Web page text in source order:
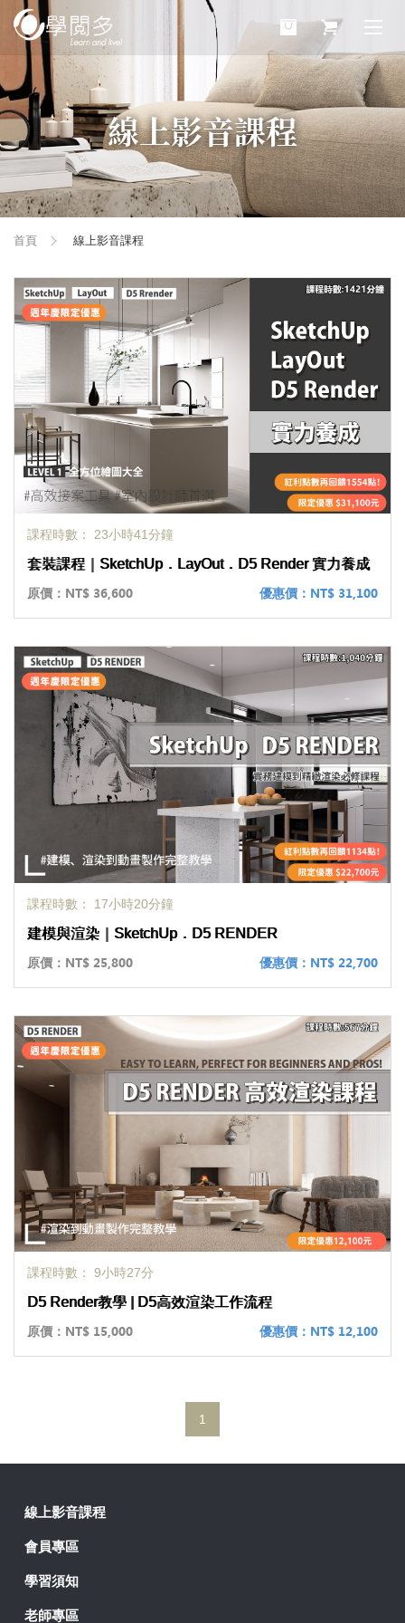
線上影音課程
首頁 線上影音課程
課程時數： 23小時41分鐘
套裝課程｜SketchUp．LayOut．D5 Render 實力養成
原價： NT$ 36,600 優惠價： NT$ 31,100
課程時數： 17小時20分鐘
建模與渲染｜SketchUp．D5 RENDER
原價： NT$ 25,800 優惠價： NT$ 22,700
課程時數： 9小時27分
D5 Render教學 | D5高效渲染工作流程
原價： NT$ 15,000 優惠價： NT$ 12,100
1
線上影音課程
會員專區
學習須知
老師專區